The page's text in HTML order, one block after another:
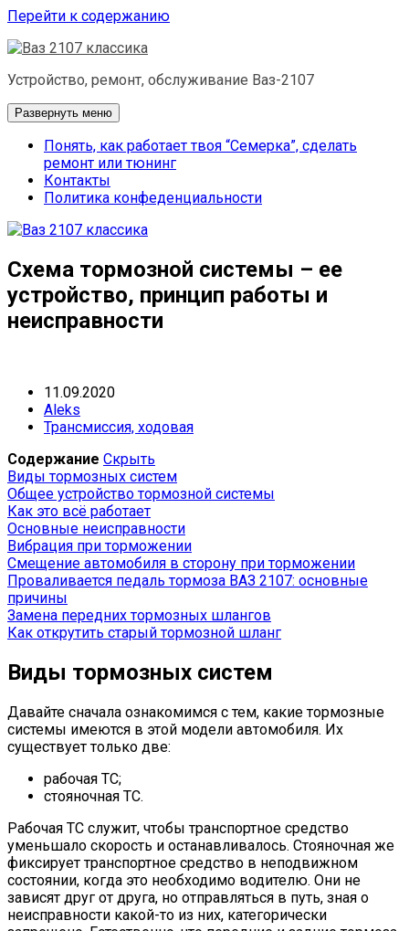
Перейти к содержанию
Устройство, ремонт, обслуживание Ваз-2107
Развернуть меню
Понять, как работает твоя “Семерка”, сделать
ремонт или тюнинг
Контакты
Политика конфеденциальности
Схема тормозной системы – ее
устройство, принцип работы и
неисправности
11.09.2020
Aleks
Трансмиссия, ходовая
Содержание Скрыть
Виды тормозных систем
Общее устройство тормозной системы
Как это всё работает
Основные неисправности
Вибрация при торможении
Смещение автомобиля в сторону при торможении
Проваливается педаль тормоза ВАЗ 2107: основные
причины
Замена передних тормозных шлангов
Как открутить старый тормозной шланг
Виды тормозных систем
Давайте сначала ознакомимся с тем, какие тормозные
системы имеются в этой модели автомобиля. Их
существует только две:
рабочая ТС;
стояночная ТС.
Рабочая ТС служит, чтобы транспортное средство
уменьшало скорость и останавливалось. Стояночная же
фиксирует транспортное средство в неподвижном
состоянии, когда это необходимо водителю. Они не
зависят друг от друга, но отправляться в путь, зная о
неисправности какой-то из них, категорически